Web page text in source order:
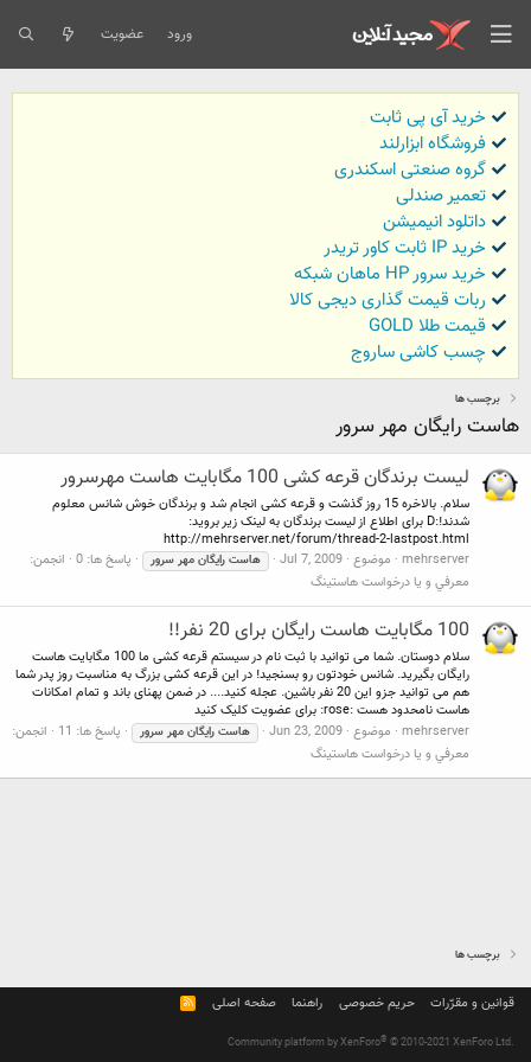
ورود عضویت
خرید آی پی ثابت
فروشگاه ابزارلند
گروه صنعتی اسکندری
تعمیر صندلی
داتلود انیمیشن
خرید IP ثابت کاور تریدر
خرید سرور HP ماهان شبکه
ربات قیمت گذاری دیجی کالا
قیمت طلا GOLD
چسب کاشی ساروج
برچسب ها
هاست رایگان مهر سرور
لیست برندگان قرعه کشی 100 مگابایت هاست مهرسرور
سلام. بالاخره 15 روز گذشت و قرعه کشی انجام شد و برندگان خوش شانس معلوم
شدند!:D برای اطلاع از لیست برندگان به لینک زیر بروید:
http://mehrserver.net/forum/thread-2-lastpost.html
mehrserver موضوع Jul 7, 2009 هاست رایگان مهر سرور پاسخ ها: 0
انجمن:
معرفي و يا درخواست هاستينگ
100 مگابایت هاست رایگان برای 20 نفر!!
سلام دوستان. شما می توانید با ثبت نام در سیستم قرعه کشی ما 100 مگابایت هاست
رایگان بگیرید. شانس خودتون رو بسنجید! در این قرعه کشی بزرگ به مناسبت روز پدر شما
هم می توانید جزو این 20 نفر باشین. عجله کنید.... در ضمن پهنای باند و تمام امکانات
هاست نامحدود هست :rose: برای عضویت کلیک کنید
mehrserver موضوع Jun 23, 2009 هاست رایگان مهر سرور پاسخ ها: 11
انجمن:
معرفي و يا درخواست هاستينگ
برچسب ها
قوانین و مقرّرات حریم خصوصی راهنما صفحه اصلی
R
S
Community platform by XenForo® © 2010-2021 XenForo Ltd.